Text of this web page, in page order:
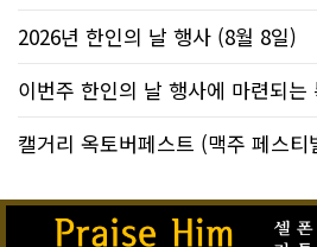
2026년 한인의 날 행사 (8월 8일)
이번주 한인의 날 행사에 마련되는
캘거리 옥토버페스트 (맥주 페스